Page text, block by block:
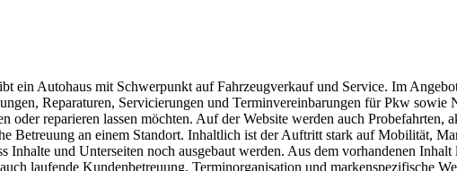
ein Autohaus mit Schwerpunkt auf Fahrzeugverkauf und Service. Im
Reparaturen, Servicierungen und Terminvereinbarungen für Pkw
oder reparieren lassen möchten. Auf der Website werden auch
Betreuung an einem Standort. Inhaltlich ist der Auftritt stark auf Mobilität,
Inhalte und Unterseiten noch ausgebaut werden. Aus dem vorhandenen
laufende Kundenbetreuung, Terminorganisation und markenspezifische